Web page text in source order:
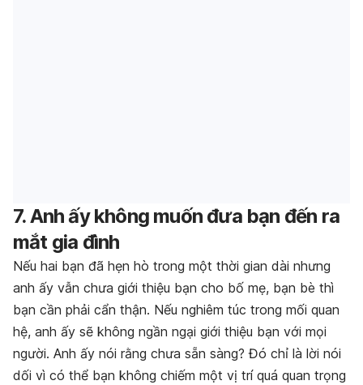
7. Anh ấy không muốn đưa bạn đến ra
mắt gia đình
Nếu hai bạn đã hẹn hò trong một thời gian dài nhưng
anh ấy vẫn chưa giới thiệu bạn cho bố mẹ, bạn bè thì
bạn cần phải cẩn thận. Nếu nghiêm túc trong mối quan
hệ, anh ấy sẽ không ngần ngại giới thiệu bạn với mọi
người. Anh ấy nói rằng chưa sẵn sàng? Đó chỉ là lời nói
dối vì có thể bạn không chiếm một vị trí quá quan trọng